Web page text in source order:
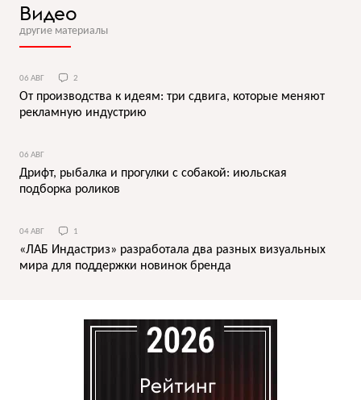
Видео
другие материалы
06 АВГ 2
От производства к идеям: три сдвига, которые меняют
рекламную индустрию
06 АВГ
Дрифт, рыбалка и прогулки с собакой: июльская
подборка роликов
04 АВГ 1
«ЛАБ Индастриз» разработала два разных визуальных
мира для поддержки новинок бренда